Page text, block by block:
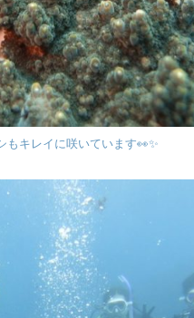
もキレイに咲いています👀✨